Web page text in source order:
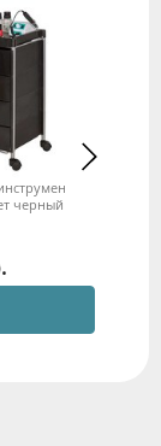
черный